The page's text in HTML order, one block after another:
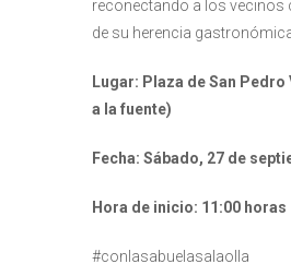
reconectando a los vecinos
de su herencia
Lugar: Plaza de San
a la fuente)
Fecha: Sábado, 27 de
Hora de inicio: 11:00 horas
#conlasabuelasalaolla